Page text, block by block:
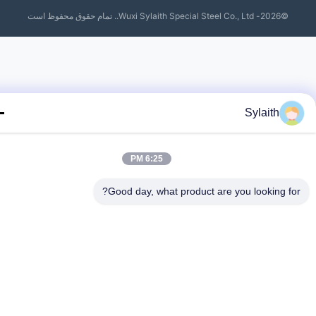
Sylaith
6:25 PM
Good day, what product are you looking